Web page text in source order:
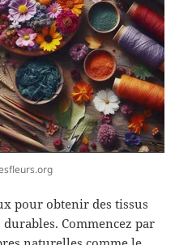
pour obtenir des tissus
Commencez par